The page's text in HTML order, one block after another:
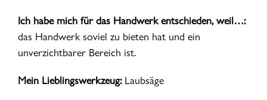
Ich habe mich für das Handwerk entschieden, weil…:
das Handwerk soviel zu bieten hat und ein
unverzichtbarer Bereich ist.
Mein Lieblingswerkzeug:Laubsäge